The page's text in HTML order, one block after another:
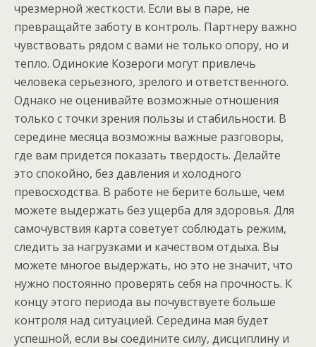
чрезмерной жесткости. Если вы в паре, не
превращайте заботу в контроль. Партнеру важно
чувствовать рядом с вами не только опору, но и
тепло. Одинокие Козероги могут привлечь
человека серьезного, зрелого и ответственного.
Однако не оценивайте возможные отношения
только с точки зрения пользы и стабильности. В
середине месяца возможны важные разговоры,
где вам придется показать твердость. Делайте
это спокойно, без давления и холодного
превосходства. В работе не берите больше, чем
можете выдержать без ущерба для здоровья. Для
самочувствия карта советует соблюдать режим,
следить за нагрузками и качеством отдыха. Вы
можете многое выдержать, но это не значит, что
нужно постоянно проверять себя на прочность. К
концу этого периода вы почувствуете больше
контроля над ситуацией. Середина мая будет
успешной, если вы соедините силу, дисциплину и